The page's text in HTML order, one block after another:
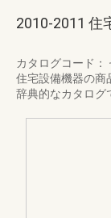
2010-2011 住
カタログコード：
住宅設備機器の商
辞典的なカタログ